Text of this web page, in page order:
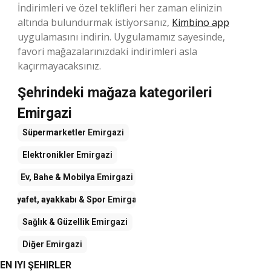
İndirimleri ve özel teklifleri her zaman elinizin
altında bulundurmak istiyorsanız, Kimbino app
uygulamasını indirin. Uygulamamız sayesinde,
favori mağazalarınızdaki indirimleri asla
kaçırmayacaksınız.
Şehrindeki mağaza kategorileri
Emirgazi
Süpermarketler Emirgazi
Elektronikler Emirgazi
Ev, Bahe & Mobilya Emirgazi
Kıyafet, ayakkabı & Spor Emirgazi
Sağlık & Güzellik Emirgazi
Diğer Emirgazi
EN IYI ŞEHIRLER